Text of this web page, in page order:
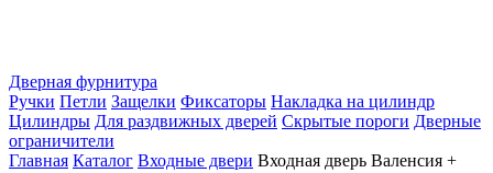
Дверная фурнитура
Ручки Петли Защелки Фиксаторы Накладка на цилиндр
Цилиндры Для раздвижных дверей Скрытые пороги Дверные
ограничители
Главная Каталог Входные двери Входная дверь Валенсия +